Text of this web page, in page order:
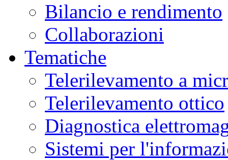
Bilancio e rendimento
Collaborazioni
Tematiche
Telerilevamento a
Telerilevamento ottico
Diagnostica
Sistemi per